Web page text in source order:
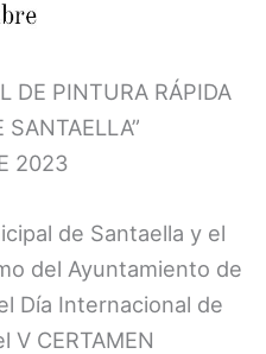
DE PINTURA RÁPIDA
SANTAELLA”
2023
de Santaella y el
del Ayuntamiento de
Día Internacional de
CERTAMEN